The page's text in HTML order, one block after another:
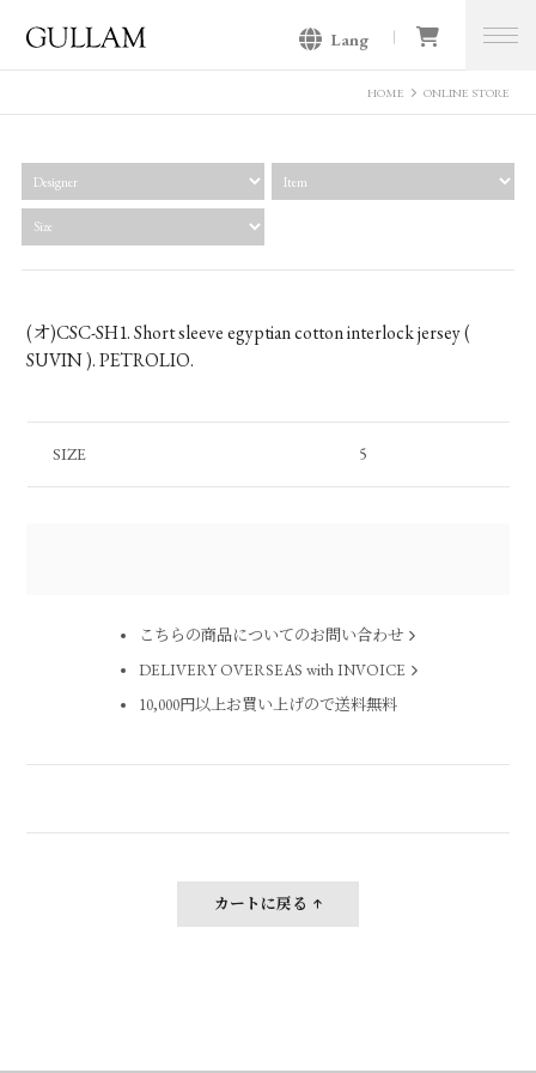
Lang
HOME ONLINE STORE
(オ)CSC-SH1. Short sleeve egyptian cotton interlock jersey (
SUVIN ). PETROLIO.
SIZE 5
こちらの商品についてのお問い合わせ
DELIVERY OVERSEAS with INVOICE
10,000円以上お買い上げので送料無料
カートに戻る